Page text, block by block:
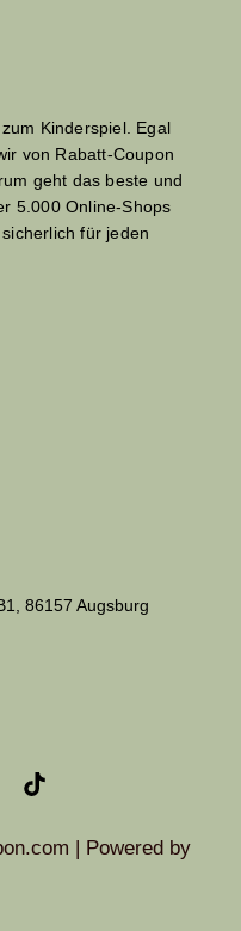
Kinderspiel. Egal
von Rabatt-Coupon
geht das beste und
5.000 Online-Shops
für jeden
86157 Augsburg
| Powered by